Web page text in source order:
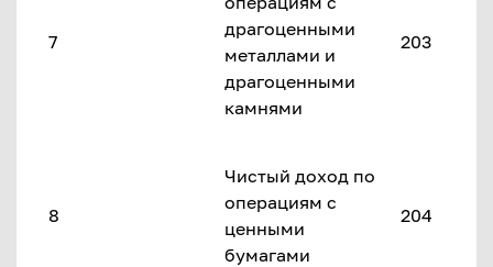
7
драгоценными
металлами и
драгоценными
камнями
203
8
Чистый доход по
операциям с
ценными
бумагами
204